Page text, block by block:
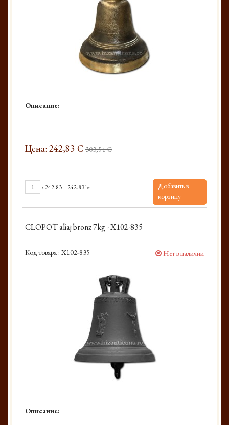
Описание:
Цена: 242,83 € 303,54 €
x242.83=242.83 lei
Добавить в
корзину
CLOPOT aliaj bronz 7kg - X102-835
Код товара : X102-835 Нет в наличии
Описание: